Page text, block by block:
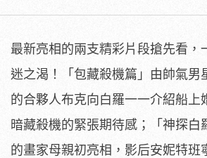
最新亮相的兩支精彩片段搶先看，
迷之渴！「 包藏殺機篇」 由帥氣男
的合夥人布克向白羅一一介紹船上
暗藏殺機的緊張期待感；「神探白
的畫家母親初亮相， 影后安妮特班